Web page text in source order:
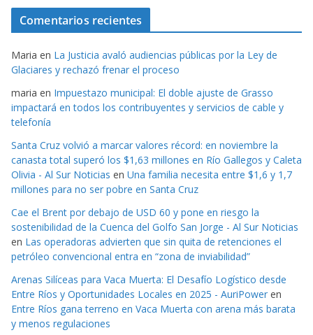
Comentarios recientes
Maria en La Justicia avaló audiencias públicas por la Ley de
Glaciares y rechazó frenar el proceso
maria en Impuestazo municipal: El doble ajuste de Grasso
impactará en todos los contribuyentes y servicios de cable y
telefonía
Santa Cruz volvió a marcar valores récord: en noviembre la
canasta total superó los $1,63 millones en Río Gallegos y Caleta
Olivia - Al Sur Noticias en Una familia necesita entre $1,6 y 1,7
millones para no ser pobre en Santa Cruz
Cae el Brent por debajo de USD 60 y pone en riesgo la
sostenibilidad de la Cuenca del Golfo San Jorge - Al Sur Noticias
en Las operadoras advierten que sin quita de retenciones el
petróleo convencional entra en “zona de inviabilidad”
Arenas Silíceas para Vaca Muerta: El Desafío Logístico desde
Entre Ríos y Oportunidades Locales en 2025 - AuriPower en
Entre Ríos gana terreno en Vaca Muerta con arena más barata
y menos regulaciones